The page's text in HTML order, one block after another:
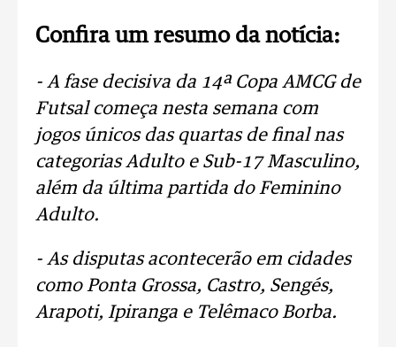
Confira um resumo da notícia:
- A fase decisiva da 14ª Copa AMCG de
Futsal começa nesta semana com
jogos únicos das quartas de final nas
categorias Adulto e Sub-17 Masculino,
além da última partida do Feminino
Adulto.
- As disputas acontecerão em cidades
como Ponta Grossa, Castro, Sengés,
Arapoti, Ipiranga e Telêmaco Borba.